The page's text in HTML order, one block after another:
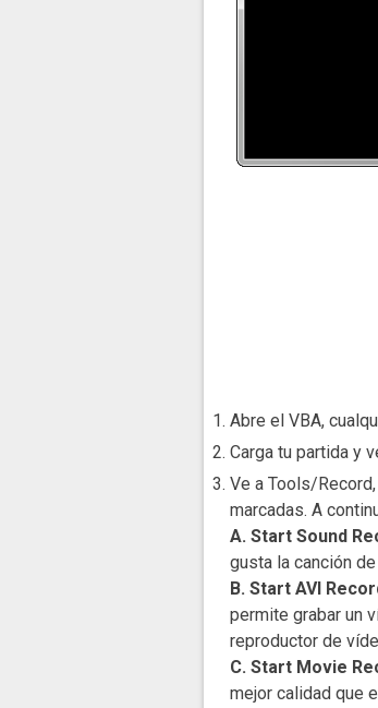
Abre el VBA,
Carga tu partida y
Ve a Tools/
marcadas. A
A. Start Sound
gusta la canción
B. Start AVI
permite grabar un
reproductor de
C. Start Movie
mejor calidad que